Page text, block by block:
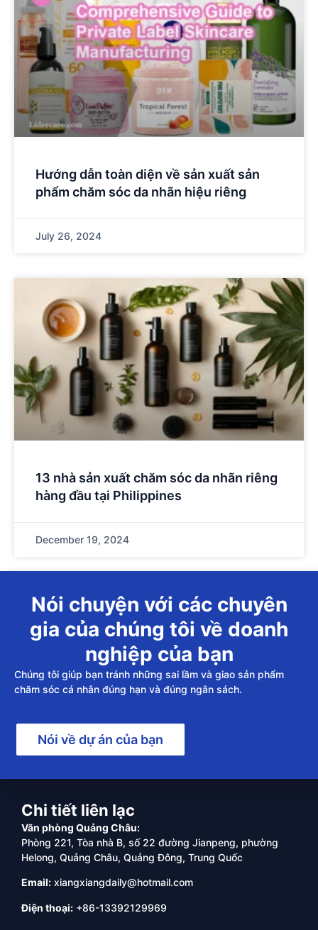
Hướng dẫn toàn diện về sản xuất sản
phẩm chăm sóc da nhãn hiệu riêng
July 26, 2024
13 nhà sản xuất chăm sóc da nhãn riêng
hàng đầu tại Philippines
December 19, 2024
Nói chuyện với các chuyên
gia của chúng tôi về doanh
nghiệp của bạn
Chúng tôi giúp bạn tránh những sai lầm và giao sản phẩm
chăm sóc cá nhân đúng hạn và đúng ngân sách.
Nói về dự án của bạn
Chi tiết liên lạc
Văn phòng Quảng Châu:
Phòng 221, Tòa nhà B, số 22 đường Jianpeng, phường
Helong, Quảng Châu, Quảng Đông, Trung Quốc
Email: xiangxiangdaily@hotmail.com
Điện thoại: +86-13392129969